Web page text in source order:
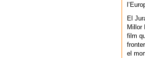
El
Millor
film
el